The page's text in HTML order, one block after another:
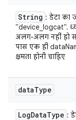
String : डेटा का
"device_logcat".
अलग-अलग नहीं हो
पास एक ही
क्षमता होनी चाहिए
dataType
LogDataType :